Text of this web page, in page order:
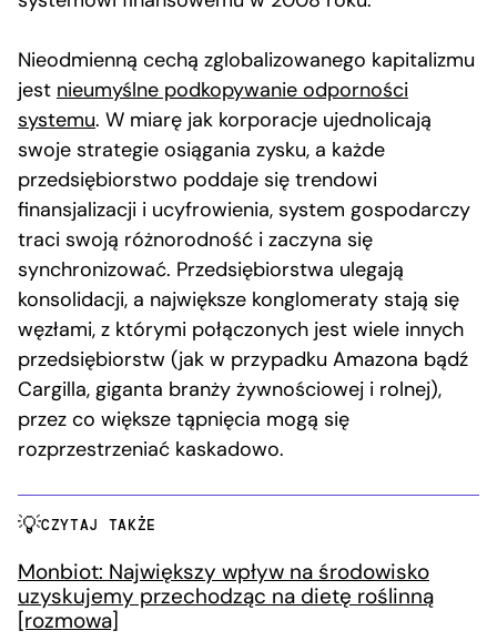
Nieodmienną cechą zglobalizowanego kapitalizmu
jest nieumyślne podkopywanie odporności
systemu. W miarę jak korporacje ujednolicają
swoje strategie osiągania zysku, a każde
przedsiębiorstwo poddaje się trendowi
finansjalizacji i ucyfrowienia, system gospodarczy
traci swoją różnorodność i zaczyna się
synchronizować. Przedsiębiorstwa ulegają
konsolidacji, a największe konglomeraty stają się
węzłami, z którymi połączonych jest wiele innych
przedsiębiorstw (jak w przypadku Amazona bądź
Cargilla, giganta branży żywnościowej i rolnej),
przez co większe tąpnięcia mogą się
rozprzestrzeniać kaskadowo.
CZYTAJ TAKŻE
Monbiot: Największy wpływ na środowisko
uzyskujemy przechodząc na dietę roślinną
[rozmowa]